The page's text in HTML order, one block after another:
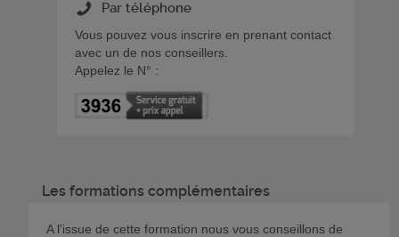
Par téléphone
Vous pouvez vous inscrire en prenant contact
avec un de nos conseillers.
Appelez le N° :
Les formations complémentaires
A l'issue de cette formation nous vous conseillons de